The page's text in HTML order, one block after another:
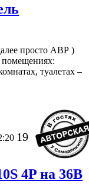
просто АВР )
помещениях:
туалетах –
19
4P на 36В